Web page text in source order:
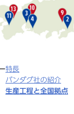
特長
バンダグ社の紹介
生産工程と全国拠点